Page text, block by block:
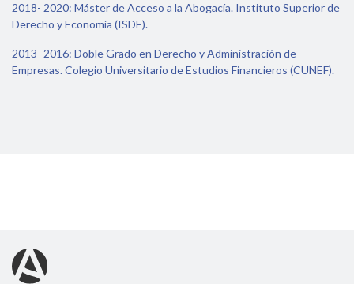
2018- 2020: Máster de Acceso a la Abogacía. Instituto Superior de
Derecho y Economía (ISDE).
2013- 2016: Doble Grado en Derecho y Administración de
Empresas. Colegio Universitario de Estudios Financieros (CUNEF).